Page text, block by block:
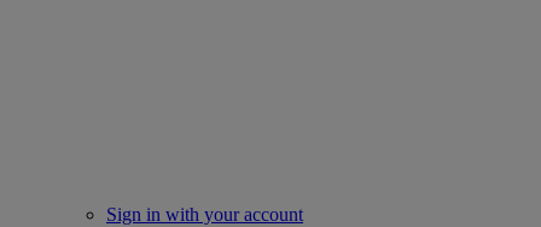
Sign in with your account